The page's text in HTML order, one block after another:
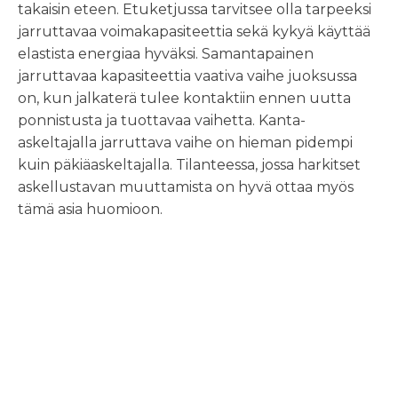
takaisin eteen. Etuketjussa tarvitsee olla tarpeeksi
jarruttavaa voimakapasiteettia sekä kykyä käyttää
elastista energiaa hyväksi. Samantapainen
jarruttavaa kapasiteettia vaativa vaihe juoksussa
on, kun jalkaterä tulee kontaktiin ennen uutta
ponnistusta ja tuottavaa vaihetta. Kanta-
askeltajalla jarruttava vaihe on hieman pidempi
kuin päkiäaskeltajalla. Tilanteessa, jossa harkitset
askellustavan muuttamista on hyvä ottaa myös
tämä asia huomioon.